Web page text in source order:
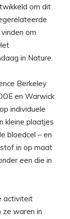
om dit
om
in Nature.
Berkeley
en Warwick
individuele
kleine plaatjes
bloedcel – en
in op maat
een die in
activiteit
ze waren in